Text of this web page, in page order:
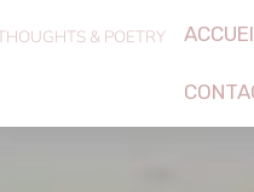
& POETRY